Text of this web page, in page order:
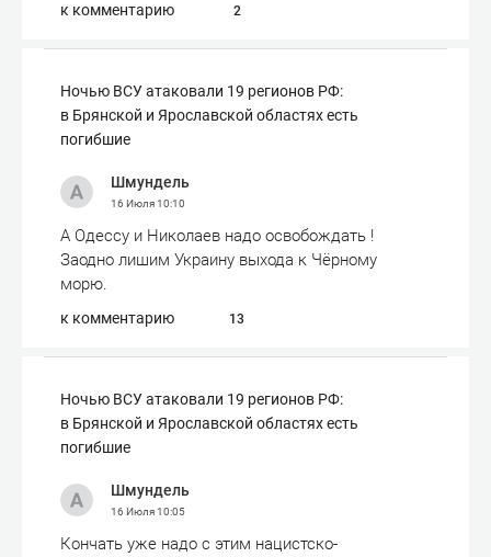
к комментарию 2
Ночью ВСУ атаковали 19 регионов РФ:
в Брянской и Ярославской областях есть
погибшие
Шмундель
16 Июля10:10
А Одессу и Николаев надо освобождать !
Заодно лишим Украину выхода к Чёрному
морю.
к комментарию 13
Ночью ВСУ атаковали 19 регионов РФ:
в Брянской и Ярославской областях есть
погибшие
Шмундель
16 Июля10:05
Кончать уже надо с этим нацистско-